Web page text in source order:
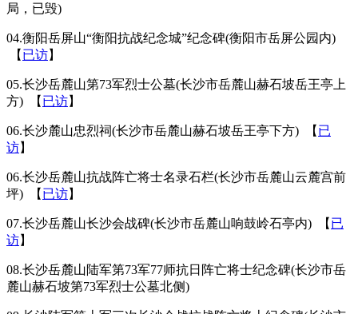
局，已毁)
04.衡阳岳屏山“衡阳抗战纪念城”纪念碑(衡阳市岳屏公园内)
【 已访】
05.长沙岳麓山第73军烈士公墓(长沙市岳麓山赫石坡岳王亭上
方) 【 已访】
06.长沙麓山忠烈祠(长沙市岳麓山赫石坡岳王亭下方) 【 已
访】
06.长沙岳麓山抗战阵亡将士名录石栏(长沙市岳麓山云麓宫前
坪) 【 已访】
07.长沙岳麓山长沙会战碑(长沙市岳麓山响鼓岭石亭内) 【 已
访】
08.长沙岳麓山陆军第73军77师抗日阵亡将士纪念碑(长沙市岳
麓山赫石坡第73军烈士公墓北侧)